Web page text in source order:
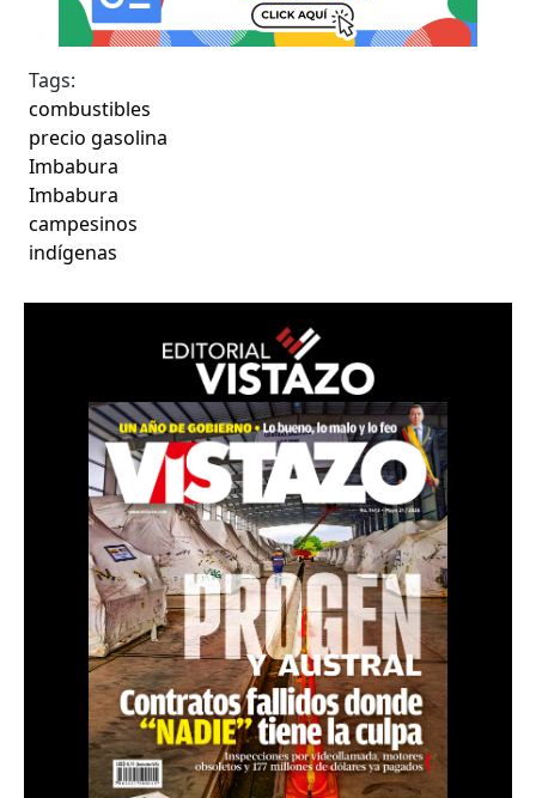
Tags:
combustibles
precio gasolina
Imbabura
Imbabura
campesinos
indígenas